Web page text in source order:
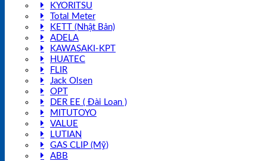
KYORITSU
Total Meter
KETT (Nhật Bản)
ADELA
KAWASAKI-KPT
HUATEC
FLIR
Jack Olsen
OPT
DER EE ( Đài Loan )
MITUTOYO
VALUE
LUTIAN
GAS CLIP (Mỹ)
ABB